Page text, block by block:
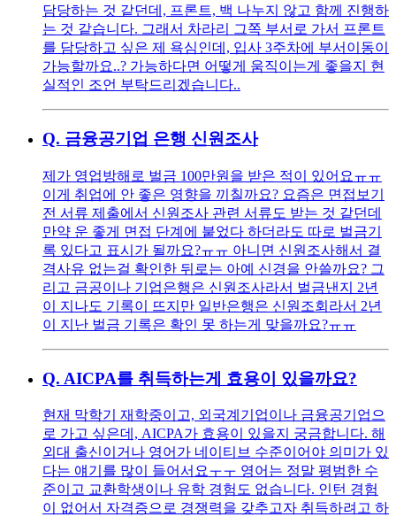
담당하는 것 같던데, 프론트, 백 나누지 않고 함께 진행하
는 것 같습니다. 그래서 차라리 그쪽 부서로 가서 프론트
를 담당하고 싶은 제 욕심인데, 입사 3주차에 부서이동이
가능할까요..? 가능하다면 어떻게 움직이는게 좋을지 현
실적인 조언 부탁드리겠습니다..
Q. 금융공기업 은행 신원조사
제가 영업방해로 벌금 100만원을 받은 적이 있어요ㅠㅠ
이게 취업에 안 좋은 영향을 끼칠까요? 요즘은 면접보기
전 서류 제출에서 신원조사 관련 서류도 받는 것 같던데
만약 운 좋게 면접 단계에 붙었다 하더라도 따로 벌금기
록 있다고 표시가 될까요?ㅠㅠ 아니면 신원조사해서 결
격사유 없는걸 확인한 뒤로는 아예 신경을 안쓸까요? 그
리고 금공이나 기업은행은 신원조사라서 벌금낸지 2년
이 지나도 기록이 뜨지만 일반은행은 신원조회라서 2년
이 지난 벌금 기록은 확인 못 하는게 맞을까요?ㅠㅠ
Q. AICPA를 취득하는게 효용이 있을까요?
현재 막학기 재학중이고, 외국계기업이나 금융공기업으
로 가고 싶은데, AICPA가 효용이 있을지 궁금합니다. 해
외대 출신이거나 영어가 네이티브 수준이어야 의미가 있
다는 얘기를 많이 들어서요ㅜㅜ 영어는 정말 평범한 수
준이고 교환학생이나 유학 경험도 없습니다. 인턴 경험
이 없어서 자격증으로 경쟁력을 갖추고자 취득하려고 하